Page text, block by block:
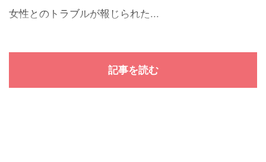
女性とのトラブルが報じられた...
記事を読む